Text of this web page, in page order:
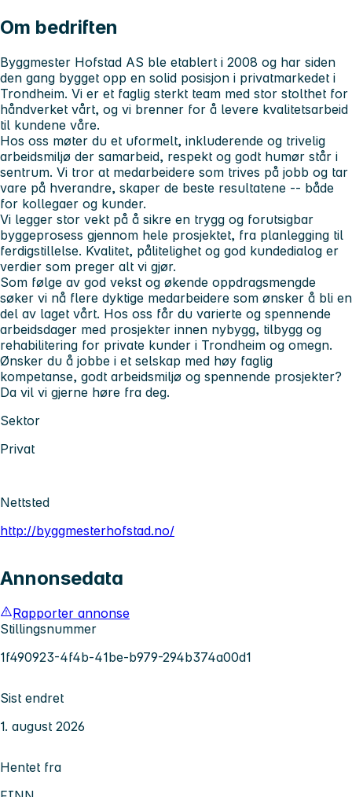
Om bedriften
Byggmester Hofstad AS ble etablert i 2008 og har siden
den gang bygget opp en solid posisjon i privatmarkedet i
Trondheim. Vi er et faglig sterkt team med stor stolthet for
håndverket vårt, og vi brenner for å levere kvalitetsarbeid
til kundene våre.
Hos oss møter du et uformelt, inkluderende og trivelig
arbeidsmiljø der samarbeid, respekt og godt humør står i
sentrum. Vi tror at medarbeidere som trives på jobb og tar
vare på hverandre, skaper de beste resultatene -- både
for kollegaer og kunder.
Vi legger stor vekt på å sikre en trygg og forutsigbar
byggeprosess gjennom hele prosjektet, fra planlegging til
ferdigstillelse. Kvalitet, pålitelighet og god kundedialog er
verdier som preger alt vi gjør.
Som følge av god vekst og økende oppdragsmengde
søker vi nå flere dyktige medarbeidere som ønsker å bli en
del av laget vårt. Hos oss får du varierte og spennende
arbeidsdager med prosjekter innen nybygg, tilbygg og
rehabilitering for private kunder i Trondheim og omegn.
Ønsker du å jobbe i et selskap med høy faglig
kompetanse, godt arbeidsmiljø og spennende prosjekter?
Da vil vi gjerne høre fra deg.
Sektor
Privat
Nettsted
http://byggmesterhofstad.no/
Annonsedata
Rapporter annonse
Stillingsnummer
1f490923-4f4b-41be-b979-294b374a00d1
Sist endret
1. august 2026
Hentet fra